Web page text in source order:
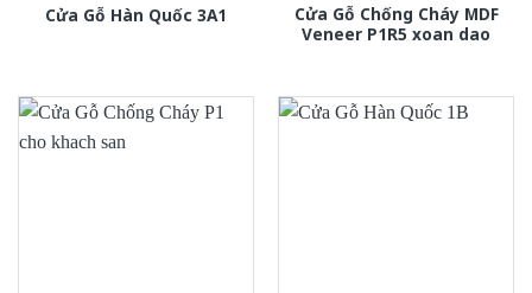
Cửa Gỗ Hàn Quốc 3A1
Cửa Gỗ Chống Cháy MDF
Veneer P1R5 xoan dao